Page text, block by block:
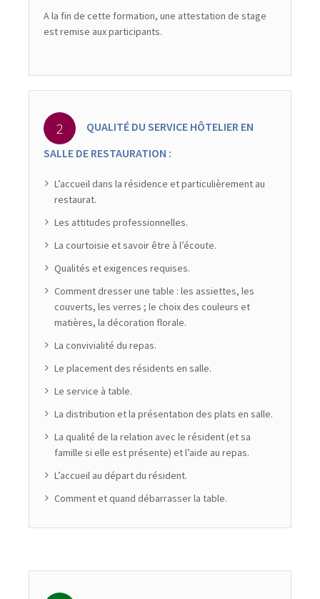
A la fin de cette formation, une attestation de stage
est remise aux participants.
QUALITÉ DU SERVICE HÔTELIER EN
SALLE DE RESTAURATION :
L’accueil dans la résidence et particulièrement au
restaurat.
Les attitudes professionnelles.
La courtoisie et savoir être à l’écoute.
Qualités et exigences requises.
Comment dresser une table : les assiettes, les
couverts, les verres ; le choix des couleurs et
matières, la décoration florale.
La convivialité du repas.
Le placement des résidents en salle.
Le service à table.
La distribution et la présentation des plats en salle.
La qualité de la relation avec le résident (et sa
famille si elle est présente) et l’aide au repas.
L’accueil au départ du résident.
Comment et quand débarrasser la table.